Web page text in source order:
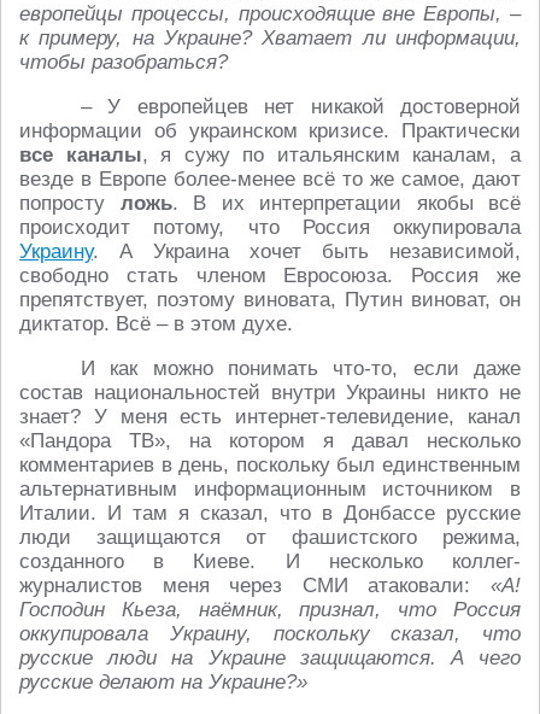
европейцы процессы, происходящие вне Европы, –
к примеру, на Украине? Хватает ли информации,
чтобы разобраться?
– У европейцев нет никакой достоверной
информации об украинском кризисе. Практически
все каналы, я сужу по итальянским каналам, а
везде в Европе более-менее всё то же самое, дают
попросту ложь. В их интерпретации якобы всё
происходит потому, что Россия оккупировала
Украину. А Украина хочет быть независимой,
свободно стать членом Евросоюза. Россия же
препятствует, поэтому виновата, Путин виноват, он
диктатор. Всё – в этом духе.
И как можно понимать что-то, если даже
состав национальностей внутри Украины никто не
знает? У меня есть интернет-телевидение, канал
«Пандора ТВ», на котором я давал несколько
комментариев в день, поскольку был единственным
альтернативным информационным источником в
Италии. И там я сказал, что в Донбассе русские
люди защищаются от фашистского режима,
созданного в Киеве. И несколько коллег-
журналистов меня через СМИ атаковали: «А!
Господин Кьеза, наёмник, признал, что Россия
оккупировала Украину, поскольку сказал, что
русские люди на Украине защищаются. А чего
русские делают на Украине?»